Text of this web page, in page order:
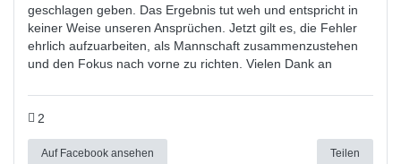
geschlagen geben. Das Ergebnis tut weh und entspricht in
keiner Weise unseren Ansprüchen. Jetzt gilt es, die Fehler
ehrlich aufzuarbeiten, als Mannschaft zusammenzustehen
und den Fokus nach vorne zu richten. Vielen Dank an
2
Auf Facebook ansehen Teilen